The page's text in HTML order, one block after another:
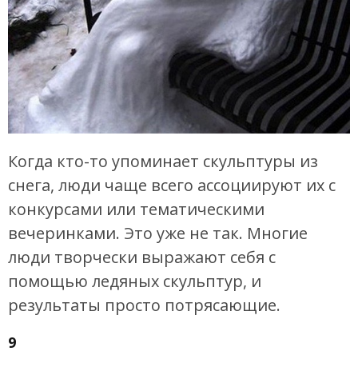
Когда кто-то упоминает скульптуры из
снега, люди чаще всего ассоциируют их с
конкурсами или тематическими
вечеринками. Это уже не так. Многие
люди творчески выражают себя с
помощью ледяных скульптур, и
результаты просто потрясающие.
9